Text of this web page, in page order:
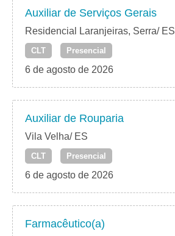
Auxiliar de Serviços Gerais
Residencial Laranjeiras, Serra/ ES
CLT Presencial
6 de agosto de 2026
Auxiliar de Rouparia
Vila Velha/ ES
CLT Presencial
6 de agosto de 2026
Farmacêutico(a)